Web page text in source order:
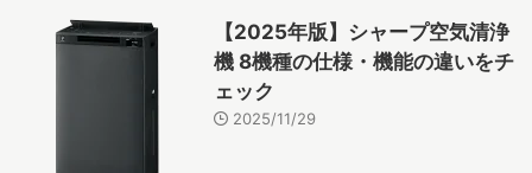
【2025年版】シャープ空気清浄
機 8機種の仕様・機能の違いをチ
ェック
2025/11/29